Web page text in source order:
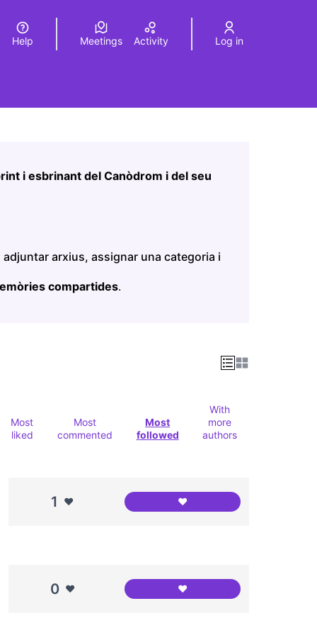
Elegir el idiomaChoose language
Help Meetings Activity Log in
i esbrinant del Canòdrom i del seu
arxius, assignar una categoria i
compartides.
Most
liked
Most
commented
Most
followed
With
more
authors
1 ❤️ ❤️Canòdrom Meridiana i
0 ❤️ ❤️Canodróm Meridiana